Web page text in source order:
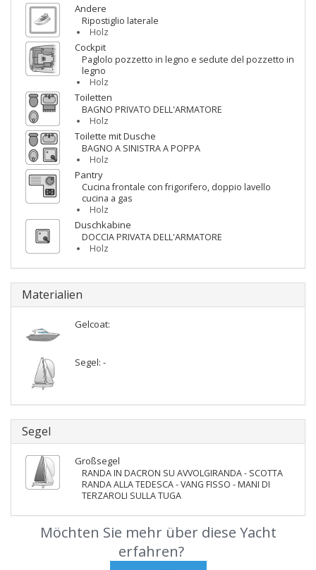
Andere
Ripostiglio laterale
Holz
Cockpit
Paglolo pozzetto in legno e sedute del pozzetto in
legno
Holz
Toiletten
BAGNO PRIVATO DELL'ARMATORE
Holz
Toilette mit Dusche
BAGNO A SINISTRA A POPPA
Holz
Pantry
Cucina frontale con frigorifero, doppio lavello
cucina a gas
Holz
Duschkabine
DOCCIA PRIVATA DELL'ARMATORE
Holz
Materialien
Gelcoat:
Segel: -
Segel
Großsegel
RANDA IN DACRON SU AVVOLGIRANDA - SCOTTA
RANDA ALLA TEDESCA - VANG FISSO - MANI DI
TERZAROLI SULLA TUGA
Möchten Sie mehr über diese Yacht
erfahren?